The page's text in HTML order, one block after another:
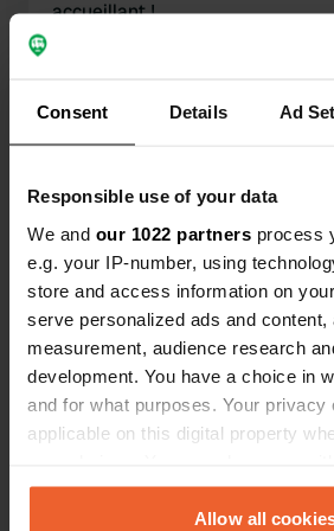
Consent Details Ad
Responsible use of your data
We and our 1022 partners process
e.g. your IP-number, using
store and access information on
serve personalized ads and content,
measurement, audience research
development. You have a choice in
and for what purposes. Your privacy
applicable on this digital property
any time from the Cookie
the Privacy trigger icon.Allow all
accueillant !
Es-tu déjà venu ici ?
Contact
Emplacement
Haarsterweg 49